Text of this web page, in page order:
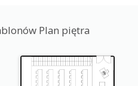
Plan piętra